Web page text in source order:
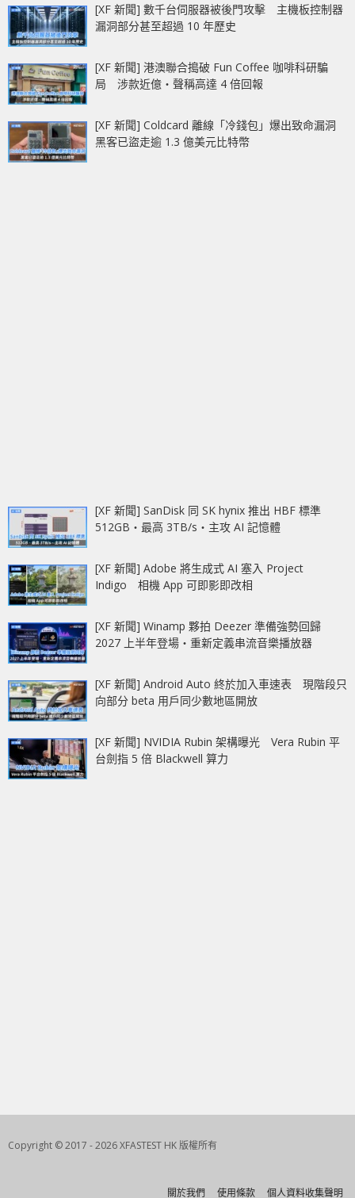
[XF 新聞] 數千台伺服器被後門攻擊 主機板控制器
漏洞部分甚至超過 10 年歷史
[XF 新聞] 港澳聯合搗破 Fun Coffee 咖啡科研騙
局 涉款近億‧聲稱高達 4 倍回報
[XF 新聞] Coldcard 離線「冷錢包」爆出致命漏洞
黑客已盜走逾 1.3 億美元比特幣
[XF 新聞] SanDisk 同 SK hynix 推出 HBF 標準
512GB‧最高 3TB/s‧主攻 AI 記憶體
[XF 新聞] Adobe 將生成式 AI 塞入 Project
Indigo 相機 App 可即影即改相
[XF 新聞] Winamp 夥拍 Deezer 準備強勢回歸
2027 上半年登場‧重新定義串流音樂播放器
[XF 新聞] Android Auto 終於加入車速表 現階段只
向部分 beta 用戶同少數地區開放
[XF 新聞] NVIDIA Rubin 架構曝光 Vera Rubin 平
台劍指 5 倍 Blackwell 算力
Copyright © 2017 - 2026 XFASTEST HK 版權所有
關於我們 使用條款 個人資料收集聲明